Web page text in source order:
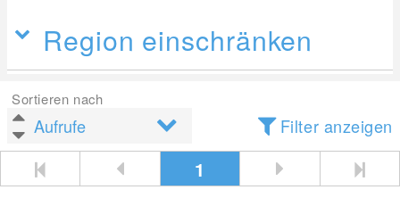
Region einschränken
Sortieren nach
Filter anzeigen
1